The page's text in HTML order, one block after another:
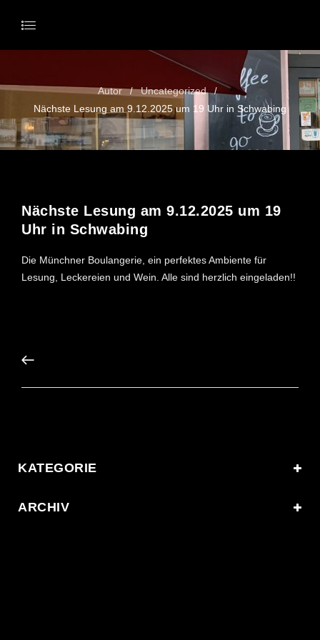
Autor / Uncategorized /
Nächste Lesung am 9.12.2025 um 19 Uhr in Schwabing
Nächste Lesung am 9.12.2025 um 19
Uhr in Schwabing
Die Münchner Boulangerie, ein perfektes Ambiente für
Lesung, Leckereien und Wein. Alle sind herzlich eingeladen!!
KATEGORIE
ARCHIV